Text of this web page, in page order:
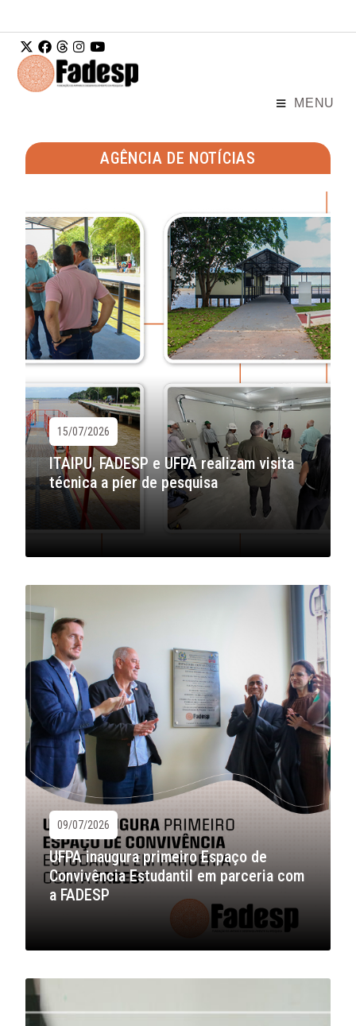
conteúdo
MENU
AGÊNCIA DE NOTÍCIAS
ITAIPU, FADESP e UFPA realizam visita
técnica a píer de pesquisa
15/07/2026
UFPA inaugura primeiro Espaço de
Convivência Estudantil em parceria com
a FADESP
09/07/2026